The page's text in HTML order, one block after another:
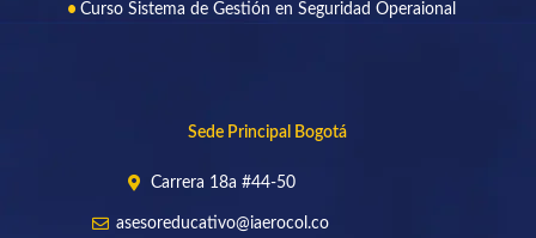
Curso Sistema de Gestión en Seguridad Operaional
Sede Principal Bogotá
Carrera 18a #44-50
asesoreducativo@iaerocol.co